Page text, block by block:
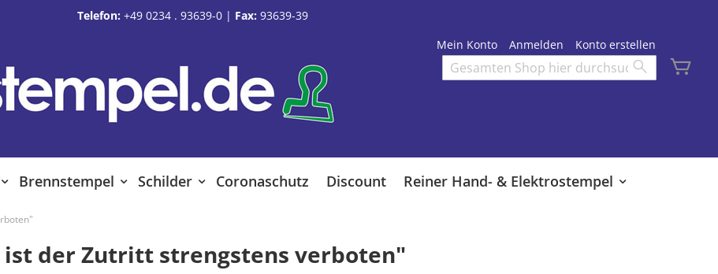
Telefon: +49 0234 . 93639-0| Fax: 93639-39
Mein Konto
Anmelden Konto erstellen
Search
Brennstempel Schilder Coronaschutz Discount Reiner Hand- & Elektrostempel
der Zutritt strengstens verboten"